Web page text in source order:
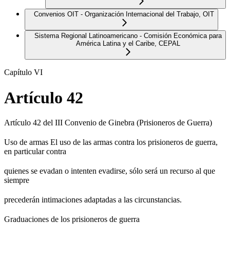
Convenios OIT - Organización Internacional del Trabajo, OIT
Sistema Regional Latinoamericano - Comisión Económica para
América Latina y el Caribe, CEPAL
Capítulo VI
Artículo 42
Artículo 42 del III Convenio de Ginebra (Prisioneros de Guerra)
Uso de armas El uso de las armas contra los prisioneros de guerra,
en particular contra
quienes se evadan o intenten evadirse, sólo será un recurso al que
siempre
precederán intimaciones adaptadas a las circunstancias.
Graduaciones de los prisioneros de guerra